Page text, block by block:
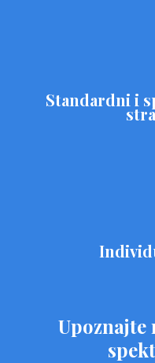
Standardni i
Upoznajte